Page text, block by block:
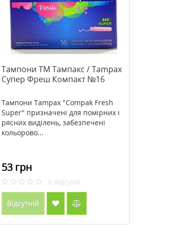
Тампони ТМ Тампакс / Tampax
Супер Фреш Компакт №16
Тампони Tampax "Compak Fresh
Super" призначені для помірних і
рясних виділень, забезпечені
кольорово...
53 грн
0 відгуків
Відсутній